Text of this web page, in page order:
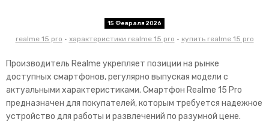
15 Февраля 2026
realme 15 pro • характеристики realme 15 pro • купить realme 15 pro
Производитель Realme укрепляет позиции на рынке
доступных смартфонов, регулярно выпуская модели с
актуальными характеристиками. Смартфон Realme 15 Pro
предназначен для покупателей, которым требуется надежное
устройство для работы и развлечений по разумной цене.